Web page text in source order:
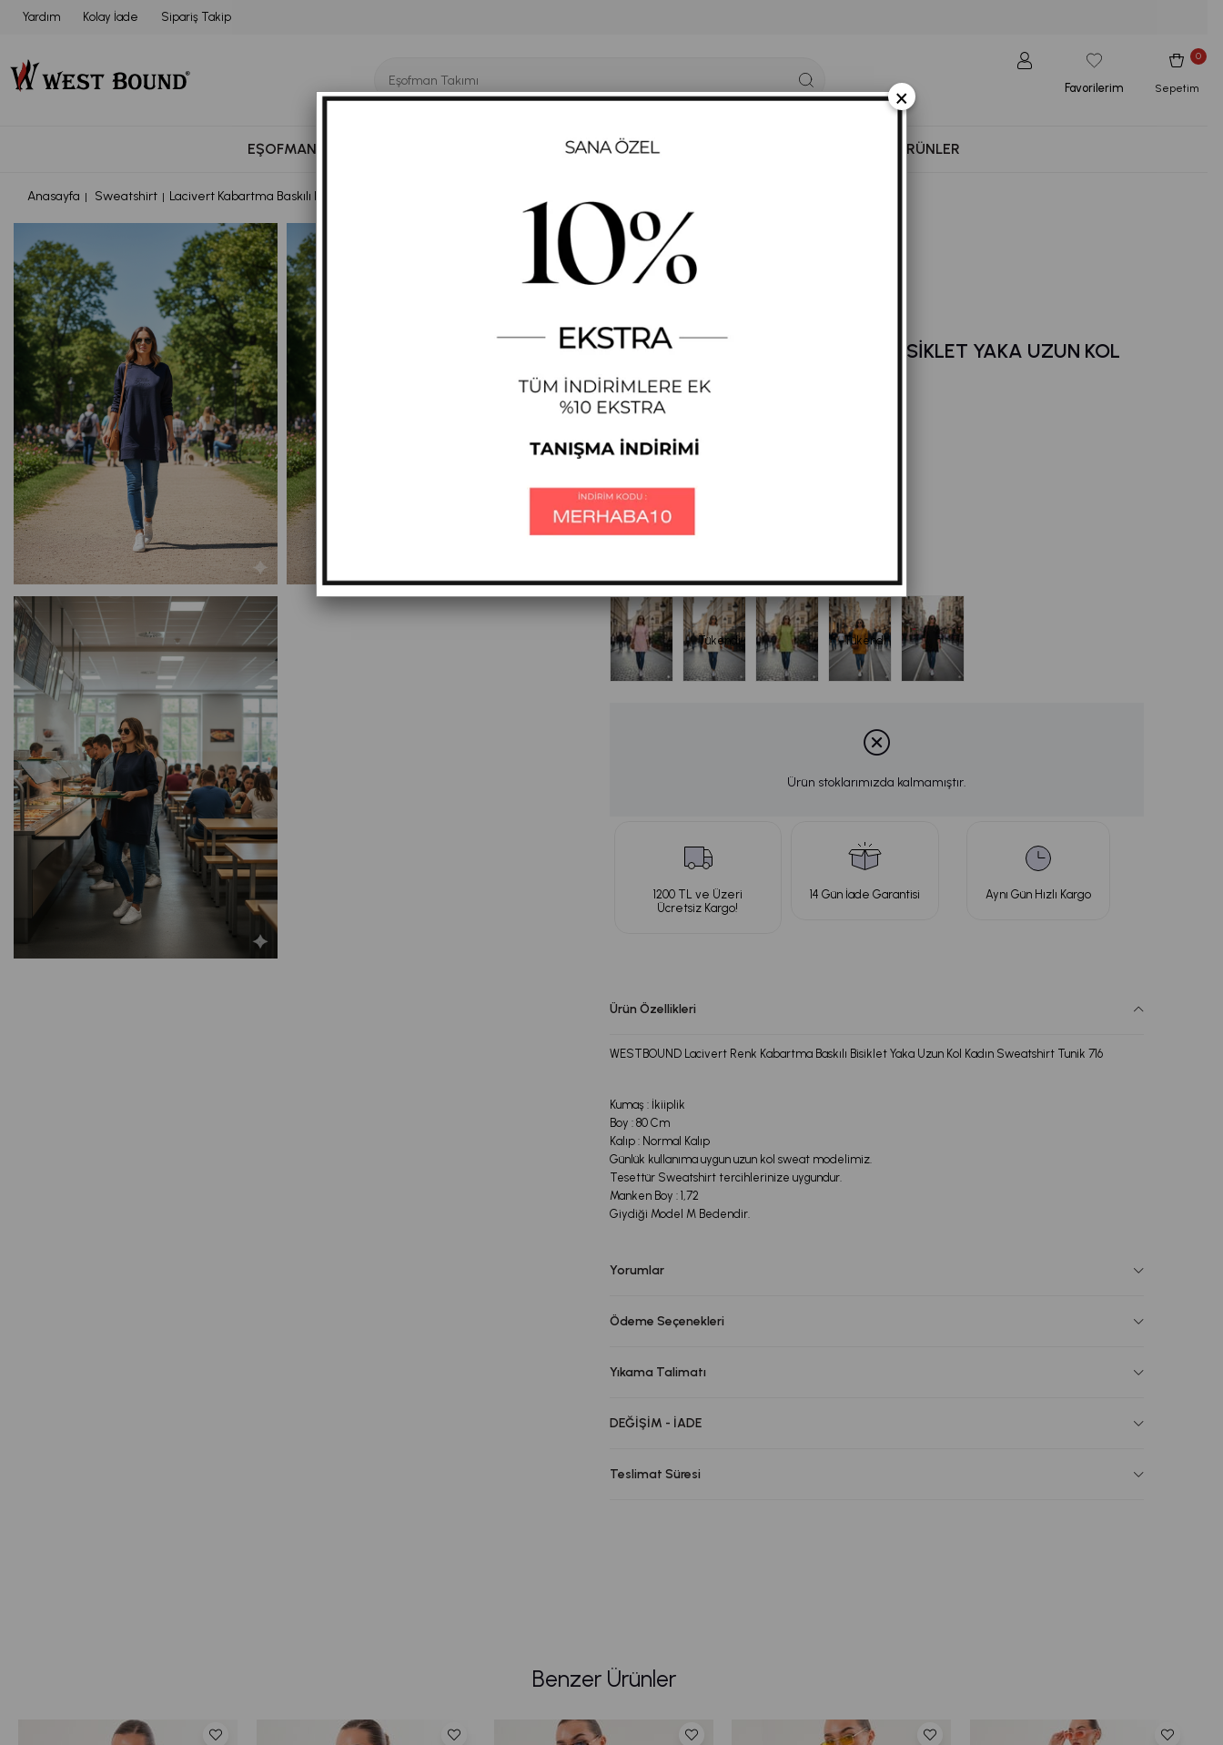
Yardım Kolay İade Sipariş Takip
Sepetim
0
Favorilerim
EŞOFMAN TAKIMI ELBISE SWEATSHIRT YENI ÜRÜNLER
Anasayfa Sweatshirt Lacivert Kabartma Baskılı Bisiklet Yaka Uzun Kol Kadın Sweatshirt Tunik 716
LACIVERT KABARTMA BASKILI BISIKLET YAKA UZUN KOL
KADIN SWEATSHIRT TUNIK 716
STOK KODU
İndirim
₺1.138,50
ÜYE OL SEPETTE
Tükendi Tükendi
Ürün stoklarımızda kalmamıştır.
1200 TL ve Üzeri
Ücretsiz Kargo!
14 Gün İade Garantisi Aynı Gün Hızlı Kargo
Ürün Özellikleri
WESTBOUND Lacivert Renk Kabartma Baskılı Bisiklet Yaka Uzun Kol Kadın Sweatshirt Tunik 716
Kumaş : İkiiplik
Boy : 80 Cm
Kalıp : Normal Kalıp
Günlük kullanıma uygun uzun kol sweat modelimiz.
Tesettür Sweatshirt tercihlerinize uygundur.
Manken Boy : 1,72
Giydiği Model M Bedendir.
Yorumlar
Ödeme Seçenekleri
Yıkama Talimatı
DEĞİŞİM - İADE
Teslimat Süresi
Benzer Ürünler
×